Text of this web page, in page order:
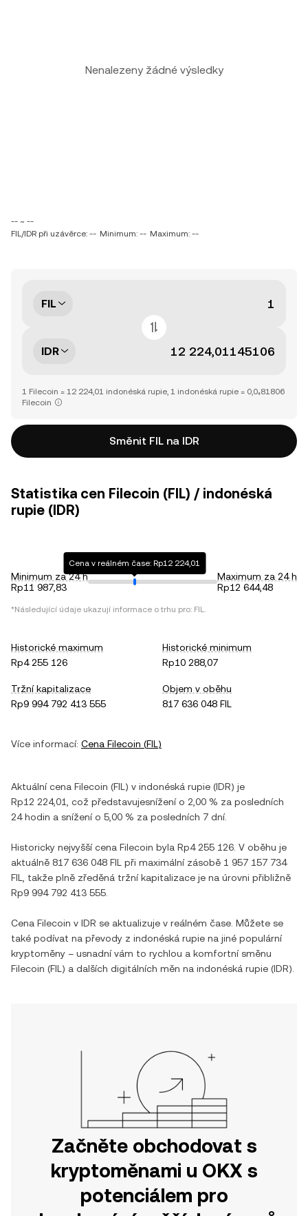
Nenalezeny žádné výsledky
-- ~ --
FIL/IDR při uzávěrce: -- Minimum: -- Maximum: --
FIL
IDR
1 Filecoin = 12 224,01 indonéská rupie, 1 indonéská rupie = 0,0₄81806
Filecoin
Směnit FIL na IDR
Statistika cen Filecoin (FIL) / indonéská
rupie (IDR)
Minimum za 24 h
Rp11 987,83
Cena v reálném čase: Rp12 224,01
Maximum za 24 h
Rp12 644,48
*Následující údaje ukazují informace o trhu pro: FIL.
Historické maximum
Rp4 255 126
Historické minimum
Rp10 288,07
Tržní kapitalizace
Rp9 994 792 413 555
Objem v oběhu
817 636 048 FIL
Více informací: Cena Filecoin (FIL)
Aktuální cena Filecoin (FIL ) v indonéská rupie (IDR) je
Rp12 224,01
, což představujesníženío 2,00 % za posledních
24 hodin a sníženío 5,00 % za posledních 7 dní.
Historicky nejvyšší cena Filecoin byla Rp4 255 126 . V oběhu je
aktuálně 817 636 048 FIL při maximální zásobě 1 957 157 734
FIL
, takže plně zředěná tržní kapitalizace je na úrovni přibližně
Rp9 994 792 413 555
Cena Filecoin v IDR se aktualizuje v reálném čase. Můžete se
také podívat na převody z indonéská rupie na jiné populární
kryptoměny – usnadní vám to rychlou a komfortní směnu
Filecoin (FIL ) a dalších digitálních měn na indonéská rupie (IDR).
Začněte obchodovat s
kryptoměnami u OKX s
potenciálem pro